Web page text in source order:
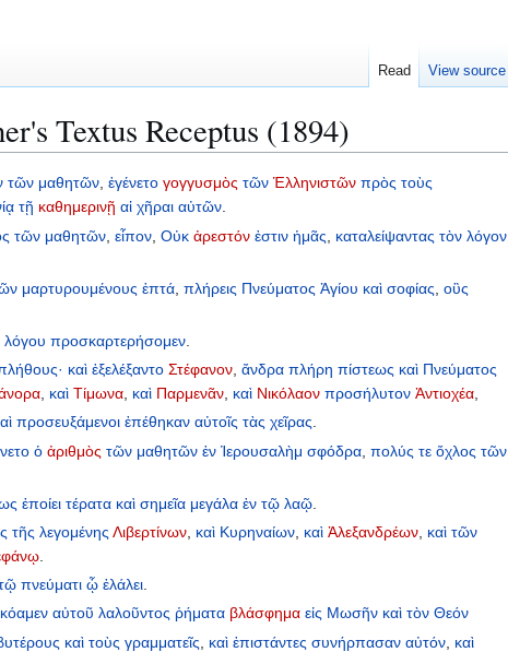
Textus Receptus (1894)
τῶν μαθητῶν,ἐγένετο γογγυσμὸς τῶν Ἑλληνιστῶν πρὸς τοὺς
τῇ καθημερινῇ αἱ χῆραι αὐτῶν.
τῶν μαθητῶν ,εἶπον ,Οὐκ ἀρεστόν ἐστιν ἡμᾶς καταλείψαντας τὸν λόγον
μαρτυρουμένους ἑπτά ,πλήρεις Πνεύματος Ἁγίου καὶ σοφίας ,οὓς
λόγου προσκαρτερήσομεν
καὶ ἐξελέξαντο Στέφανον,ἄνδρα πλήρη πίστεως καὶ Πνεύματος
, καὶ Τίμωνα, καὶ Παρμενᾶν, καὶ Νικόλαον προσήλυτον Ἀντιοχέα,
προσευξάμενοι ἐπέθηκαν αὐτοῖς τὰς χεῖρας.
ὁ ἀριθμὸς τῶν μαθητῶν ἐν Ἰερουσαλὴμ σφόδρα ,πολύς τε ὄχλος τῶν
ἐποίει τέρατα καὶ σημεῖα μεγάλα ἐν τῷ λαῷ
τῆς λεγομένης Λιβερτίνων καὶ Κυρηναίων καὶ Ἀλεξανδρέων καὶ τῶν
πνεύματι ᾧ ἐλάλει
αὐτοῦ λαλοῦντος ῥήματα βλάσφημα εἰς Μωσῆν καὶ τὸν Θεόν
καὶ τοὺς γραμματεῖς καὶ ἐπιστάντες συνήρπασαν αὐτόν καὶ
Read View source